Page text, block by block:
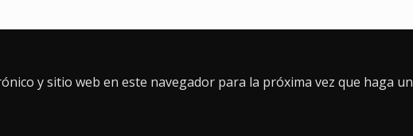
y sitio web en este navegador para la próxima vez que haga un